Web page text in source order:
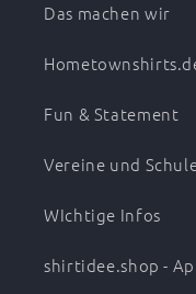
Das machen wir
Fun & Statement
Vereine und
WIchtige Infos
shirtidee.shop -